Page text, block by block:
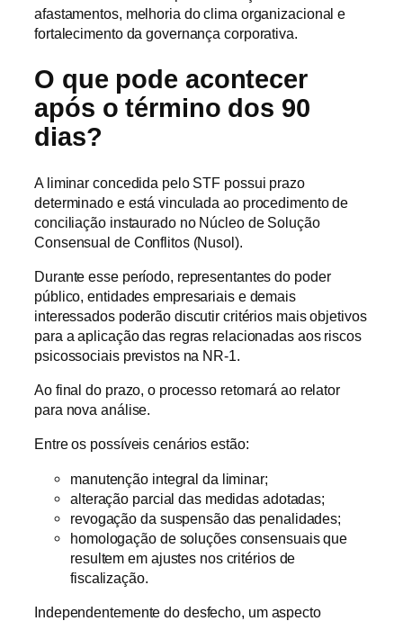
afastamentos, melhoria do clima organizacional e
fortalecimento da governança corporativa.
O que pode acontecer
após o término dos 90
dias?
A liminar concedida pelo STF possui prazo
determinado e está vinculada ao procedimento de
conciliação instaurado no Núcleo de Solução
Consensual de Conflitos (Nusol).
Durante esse período, representantes do poder
público, entidades empresariais e demais
interessados poderão discutir critérios mais objetivos
para a aplicação das regras relacionadas aos riscos
psicossociais previstos na NR-1.
Ao final do prazo, o processo retornará ao relator
para nova análise.
Entre os possíveis cenários estão:
manutenção integral da liminar;
alteração parcial das medidas adotadas;
revogação da suspensão das penalidades;
homologação de soluções consensuais que
resultem em ajustes nos critérios de
fiscalização.
Independentemente do desfecho, um aspecto